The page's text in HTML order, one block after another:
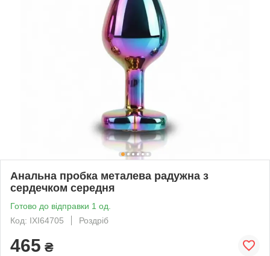
Анальна пробка металева радужна з
сердечком середня
Готово до відправки 1 од.
Код: IXI64705
Роздріб
465 ₴